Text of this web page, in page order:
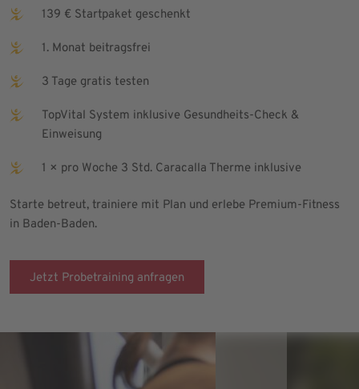
139 € Startpaket geschenkt
1. Monat beitragsfrei
3 Tage gratis testen
TopVital System inklusive Gesundheits-Check &
Einweisung
1 × pro Woche 3 Std. Caracalla Therme inklusive
Starte betreut, trainiere mit Plan und erlebe Premium-Fitness
in Baden-Baden.
Jetzt Probetraining anfragen